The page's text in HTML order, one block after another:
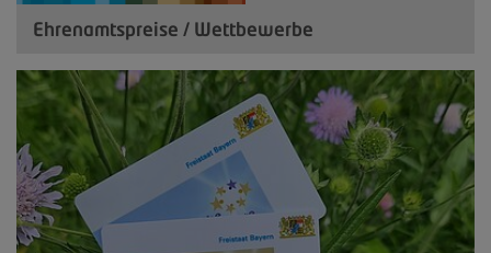
Ehrenamtspreise / Wettbewerbe